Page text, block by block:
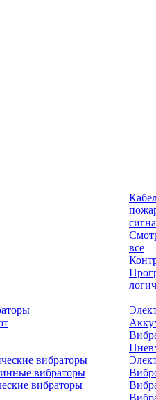
все
вибраторы
вибраторы
вибраторы